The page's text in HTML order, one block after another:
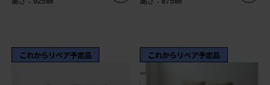
これからリペア予定品 これからリペア予定品